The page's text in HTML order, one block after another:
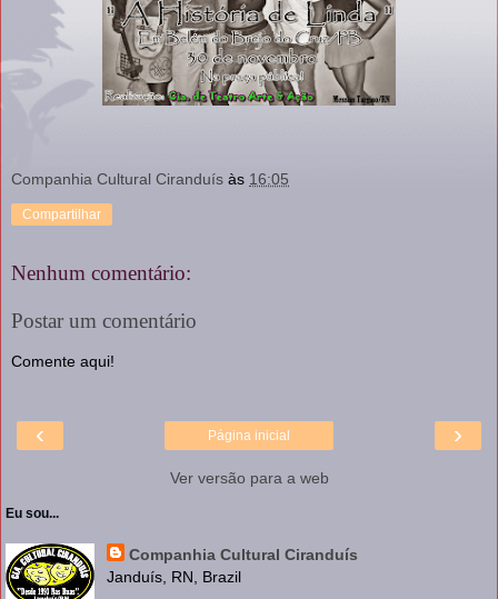
Companhia Cultural Ciranduís às 16:05
Compartilhar
Nenhum comentário:
Postar um comentário
Comente aqui!
‹ ›
Página inicial
Ver versão para a web
Eu sou...
Companhia Cultural Ciranduís
Janduís, RN, Brazil